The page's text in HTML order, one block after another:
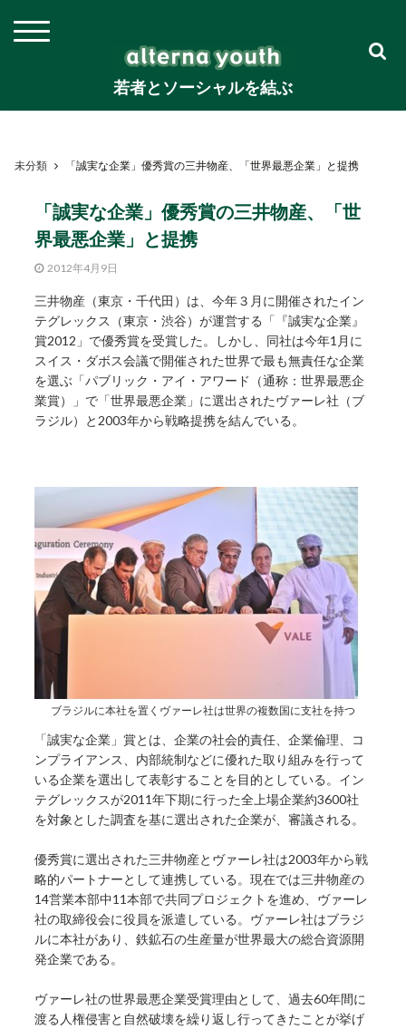
若者とソーシャルを結ぶ
未分類 「誠実な企業」優秀賞の三井物産、「世界最悪企業」と提携
「誠実な企業」優秀賞の三井物産、「世
界最悪企業」と提携
2012年4月9日
三井物産（東京・千代田）は、今年３月に開催されたイン
テグレックス（東京・渋谷）が運営する「『誠実な企業』
賞2012」で優秀賞を受賞した。しかし、同社は今年1月に
スイス・ダボス会議で開催された世界で最も無責任な企業
を選ぶ「パブリック・アイ・アワード（通称：世界最悪企
業賞）」で「世界最悪企業」に選出されたヴァーレ社（ブ
ラジル）と2003年から戦略提携を結んでいる。
ブラジルに本社を置くヴァーレ社は世界の複数国に支社を持つ
「誠実な企業」賞とは、企業の社会的責任、企業倫理、コ
ンプライアンス、内部統制などに優れた取り組みを行って
いる企業を選出して表彰することを目的としている。イン
テグレックスが2011年下期に行った全上場企業約3600社
を対象とした調査を基に選出された企業が、審議される。
優秀賞に選出された三井物産とヴァーレ社は2003年から戦
略的パートナーとして連携している。現在では三井物産の
14営業本部中11本部で共同プロジェクトを進め、ヴァーレ
社の取締役会に役員を派遣している。ヴァーレ社はブラジ
ルに本社があり、鉄鉱石の生産量が世界最大の総合資源開
発企業である。
ヴァーレ社の世界最悪企業受賞理由として、過去60年間に
渡る人権侵害と自然破壊を繰り返し行ってきたことが挙げ